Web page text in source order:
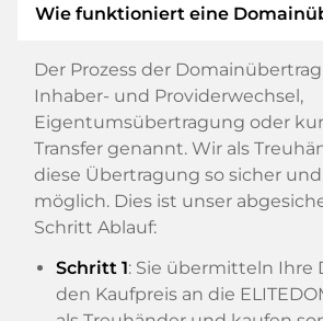
Wie funktioniert eine
Der Prozess der
Inhaber- und Providerwechsel,
Eigentumsübertragung oder
Transfer genannt. Wir als
diese Übertragung so sicher
möglich. Dies ist unser
Schritt Ablauf:
Schritt 1: Sie übermitteln Ihre
den Kaufpreis an die